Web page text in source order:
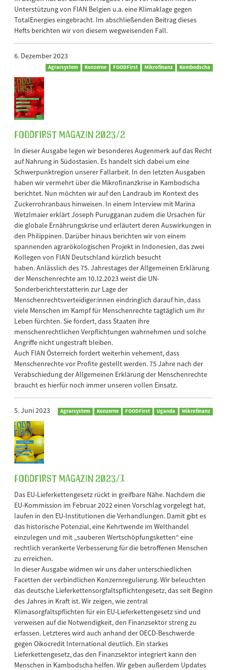
Unterstützung von FIAN Belgien u.a. eine Klimaklage gegen
TotalEnergies eingebracht. Im abschließenden Beitrag dieses
Hefts berichten wir von diesem wegweisenden Fall.
6. Dezember 2023
Agrarsystem Konzerne FOODFirst Mikrofinanz Kombodscha
FOODFirst Magazin 2023/2
In dieser Ausgabe legen wir besonderes Augenmerk auf das Recht
auf Nahrung in Südostasien. Es handelt sich dabei um eine
Schwerpunktregion unserer Fallarbeit. In den letzten Ausgaben
haben wir vermehrt über die Mikrofinanzkrise in Kambodscha
berichtet. Nun möchten wir auf den Landraub im Kontext des
Zuckerrohranbaus hinweisen. In einem Interview mit Marina
Wetzlmaier erklärt Joseph Purugganan zudem die Ursachen für
die globale Ernährungskrise und erläutert deren Auswirkungen in
den Philippinen. Darüber hinaus berichten wir von einem
spannenden agrarökologischen Projekt in Indonesien, das zwei
Kollegen von FIAN Deutschland kürzlich besucht
haben. Anlässlich des 75. Jahrestages der Allgemeinen Erklärung
der Menschenrechte am 10.12.2023 weist die UN-
Sonderberichterstatterin zur Lage der
Menschenrechtsverteidiger:innen eindringlich darauf hin, dass
viele Menschen im Kampf für Menschenrechte tagtäglich um ihr
Leben fürchten. Sie fordert, dass Staaten ihre
menschenrechtlichen Verpflichtungen wahrnehmen und solche
Angriffe nicht ungestraft bleiben.
Auch FIAN Österreich fordert weiterhin vehement, dass
Menschenrechte vor Profite gestellt werden. 75 Jahre nach der
Verabschiedung der Allgemeinen Erklärung der Menschenrechte
braucht es hierfür noch immer unseren vollen Einsatz.
5. Juni 2023 Agrarsystem Konzerne FOODFirst Uganda Mikrofinanz
FOODFirst Magazin 2023/1
Das EU-Lieferkettengesetz rückt in greifbare Nähe. Nachdem die
EU-Kommission im Februar 2022 einen Vorschlag vorgelegt hat,
laufen in den EU-Institutionen die Verhandlungen. Damit gibt es
das historische Potenzial, eine Kehrtwende im Welthandel
einzulegen und mit „sauberen Wertschöpfungsketten“ eine
rechtlich verankerte Verbesserung für die betroffenen Menschen
zu erreichen.
In dieser Ausgabe widmen wir uns daher unterschiedlichen
Facetten der verbindlichen Konzernregulierung. Wir beleuchten
das deutsche Lieferkettensorgfaltspflichtengesetz, das seit Beginn
des Jahres in Kraft ist. Wir zeigen, wie zentral
Klimasorgfaltspflichten für ein EU-Lieferkettengesetz sind und
verweisen auf die Notwendigkeit, den Finanzsektor streng zu
erfassen. Letzteres wird auch anhand der OECD-Beschwerde
gegen Oikocredit International deutlich. Ein starkes
Lieferkettengesetz, das den Finanzsektor integriert kann den
Menschen in Kambodscha helfen. Wir geben außerdem Updates